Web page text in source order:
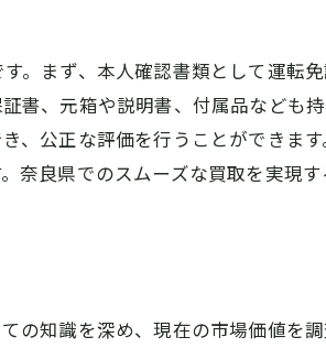
。まず、本人確認書類として運転
、元箱や説明書、付属品なども持
、公正な評価を行うことができま
奈良県でのスムーズな買取を実現
の知識を深め、現在の市場価値を